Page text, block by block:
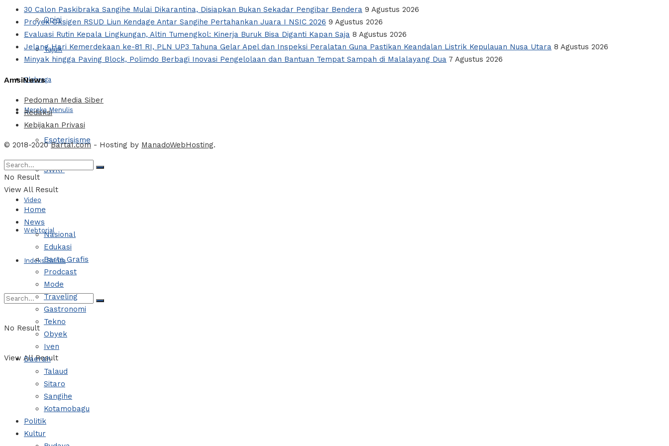
Opini
Tajuk
Olahraga
Mereka Menulis
Esoterisisme
SWRF
Video
Webtorial
Indeks Berita
No Result
View All Result
30 Calon Paskibraka Sangihe Mulai Dikarantina, Disiapkan Bukan Sekadar Pengibar Bendera 9 Agustus 2026
Proyek Oksigen RSUD Liun Kendage Antar Sangihe Pertahankan Juara I NSIC 2026 9 Agustus 2026
Evaluasi Rutin Kepala Lingkungan, Altin Tumengkol: Kinerja Buruk Bisa Diganti Kapan Saja 8 Agustus 2026
Jelang Hari Kemerdekaan ke-81 RI, PLN UP3 Tahuna Gelar Apel dan Inspeksi Peralatan Guna Pastikan Keandalan Listrik Kepulauan Nusa Utara 8 Agustus 2026
Minyak hingga Paving Block, Polimdo Berbagi Inovasi Pengelolaan dan Bantuan Tempat Sampah di Malalayang Dua 7 Agustus 2026
AmsiNews
Pedoman Media Siber
Redaksi
Kebijakan Privasi
© 2018-2020Barta1.com - Hosting by ManadoWebHosting.
No Result
View All Result
Home
News
Nasional
Edukasi
Barta Grafis
Prodcast
Mode
Traveling
Gastronomi
Tekno
Obyek
Iven
Daerah
Talaud
Sitaro
Sangihe
Kotamobagu
Politik
Kultur